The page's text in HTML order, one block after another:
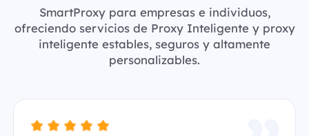
SmartProxy para empresas e individuos,
ofreciendo servicios de Proxy Inteligente y proxy
inteligente estables, seguros y altamente
personalizables.